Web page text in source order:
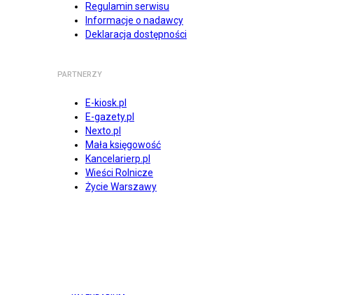
Regulamin serwisu
Informacje o nadawcy
Deklaracja dostępności
PARTNERZY
E-kiosk.pl
E-gazety.pl
Nexto.pl
Mała księgowość
Kancelarierp.pl
Wieści Rolnicze
Życie Warszawy